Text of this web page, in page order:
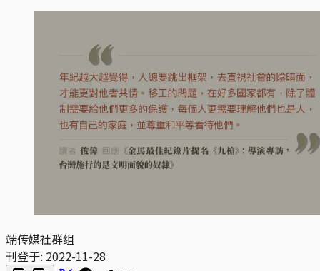
端传媒社群组
刊登于: 2022-11-28